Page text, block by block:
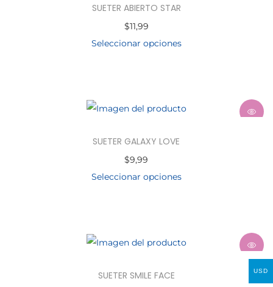
SUETER ABIERTO STAR
$11,99
Seleccionar opciones
SUETER GALAXY LOVE
$9,99
Seleccionar opciones
SUETER SMILE FACE USD